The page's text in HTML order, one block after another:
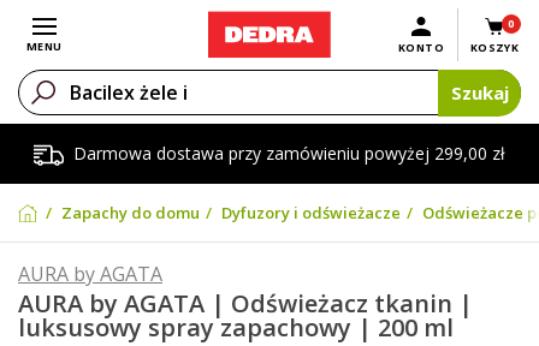
Darmowa dostawa przy zamówieniu powyżej 299,00 zł
Otwórz menu
MENU
0
KOSZYK
KONTO
Szukaj
Zapachy do domu Dyfuzory i odświeżacze Odświeżacze
AURA by AGATA
AURA by AGATA | Odświeżacz tkanin |
luksusowy spray zapachowy | 200 ml